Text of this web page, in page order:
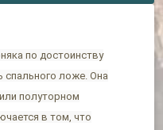
по достоинству
спального ложе. Она
полуторном
в том, что